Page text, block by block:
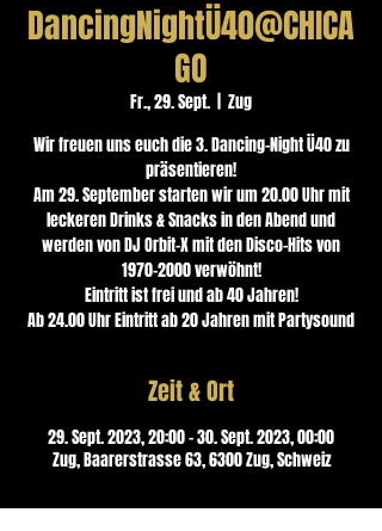
DancingNightÜ40@CHICA
GO
Fr., 29. Sept.
Zug
Wir freuen uns euch die 3. Dancing-Night Ü40 zu
präsentieren!
Am 29. September starten wir um 20.00 Uhr mit
leckeren Drinks & Snacks in den Abend und
werden von DJ Orbit-X mit den Disco-Hits von
1970-2000 verwöhnt!
Eintritt ist frei und ab 40 Jahren!
Ab 24.00 Uhr Eintritt ab 20 Jahren mit Partysound
Zeit & Ort
29. Sept. 2023, 20:00 – 30. Sept. 2023, 00:00
Zug, Baarerstrasse 63, 6300 Zug, Schweiz